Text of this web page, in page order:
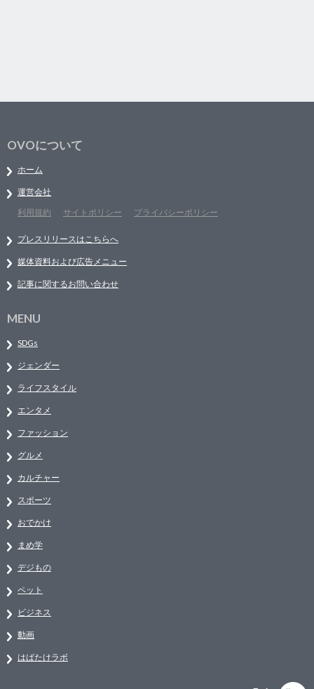
OVOについて
ホーム
運営会社
利用規約
サイトポリシー プライバシーポリシー
プレスリリースはこちらへ
媒体資料および広告メニュー
記事に関するお問い合わせ
MENU
SDGs
ジェンダー
ライフスタイル
エンタメ
ファッション
グルメ
カルチャー
スポーツ
おでかけ
まめ学
デジもの
ペット
ビジネス
動画
はばたけラボ